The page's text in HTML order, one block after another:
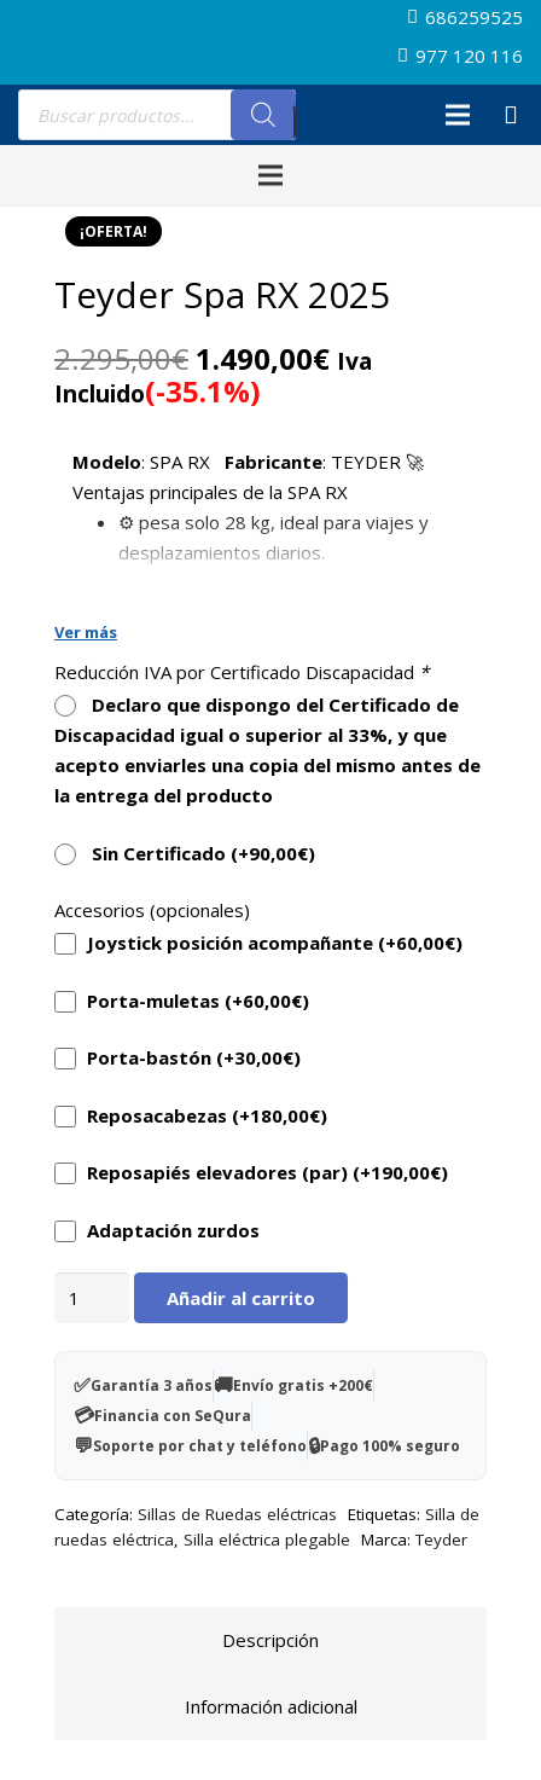
686259525
977 120 116
Búsqueda
productos
¡OFERTA!
Teyder Spa RX 2025
2.295,00€ El
precio
original
era:
2.295,00€.
1.490,00€El
es:
1.490,00€.
Iva
Incluido(-35.1%)
Modelo: SPA RX Fabricante: TEYDER 🚀
Ventajas principales de la SPA RX
⚙️ pesa solo 28 kg, ideal para viajes y
desplazamientos diarios.
🧳 Plegable y compacta: se pliega en
segundos, cabe fácilmente en el maletero
de cualquier coche.
🔋 Batería de litio de larga duración 24V
uso urbano o exterior.
🪑 Confort total: asiento ergonómico,
apoyabrazos abatibles y ruedas
antipinchazo.
cargar sin esfuerzo.
✅ Distribuidor oficial Teyder ✅ Mejor precio
Asesoramiento personalizado
Ver más
Reducción IVA por Certificado Discapacidad *
Declaro que dispongo del Certificado de
Discapacidad igual o superior al 33%, y que
acepto enviarles una copia del mismo antes de
la entrega del producto
Sin Certificado (+90,00€)
Accesorios (opcionales)
Joystick posición acompañante (+60,00€)
Porta-muletas (+60,00€)
Porta-bastón (+30,00€)
Reposacabezas (+180,00€)
Reposapiés elevadores (par) (+190,00€)
Adaptación zurdos
2025
cantidad
Añadir al carrito
✅Garantía 3 años🚚Envío gratis +200€
💳Financia con SeQura
💬Soporte por chat y teléfono🔒Pago 100% seguro
Categoría: Sillas de Ruedas eléctricas Etiquetas: Silla de
ruedas eléctrica Silla eléctrica plegable Marca:Teyder
Descripción
Información adicional